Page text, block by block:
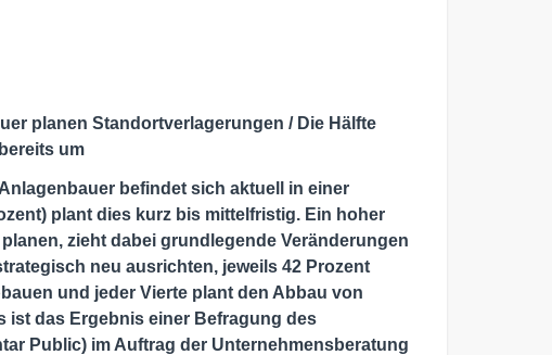
planen Standortverlagerungen / Die Hälfte
um
befindet sich aktuell in einer
plant dies kurz bis mittelfristig. Ein hoher
zieht dabei grundlegende Veränderungen
neu ausrichten, jeweils 42 Prozent
und jeder Vierte plant den Abbau von
ist das Ergebnis einer Befragung des
Public) im Auftrag der Unternehmensberatung